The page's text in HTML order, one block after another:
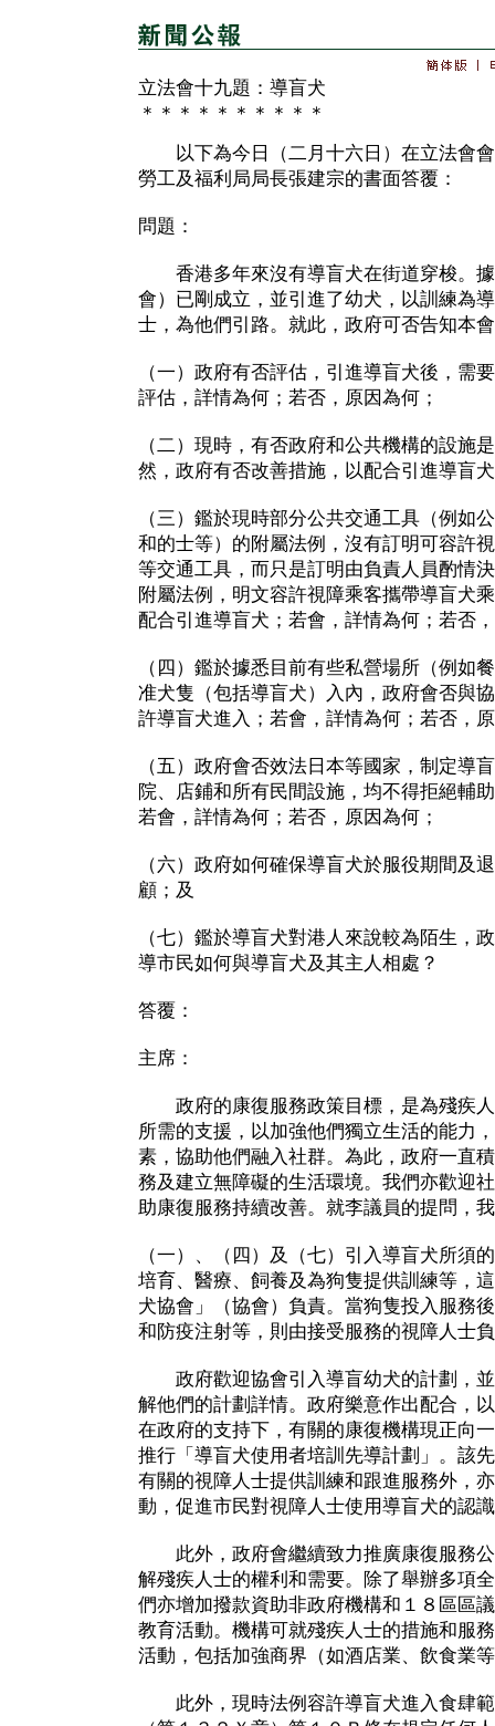
立法會十九題：導盲犬
＊＊＊＊＊＊＊＊＊＊
以下為今日（二月十六日）在立法會會
勞工及福利局局長張建宗的書面答覆：
問題：
香港多年來沒有導盲犬在街道穿梭。據
會）已剛成立，並引進了幼犬，以訓練為
士，為他們引路。就此，政府可否告知本
（一）政府有否評估，引進導盲犬後，需
評估，詳情為何；若否，原因為何；
（二）現時，有否政府和公共機構的設施
然，政府有否改善措施，以配合引進導盲
（三）鑑於現時部分公共交通工具（例如
和的士等）的附屬法例，沒有訂明可容許
等交通工具，而只是訂明由負責人員酌情
附屬法例，明文容許視障乘客攜帶導盲犬
配合引進導盲犬；若會，詳情為何；若
（四）鑑於據悉目前有些私營場所（例如
准犬隻（包括導盲犬）入內，政府會否與
許導盲犬進入；若會，詳情為何；若否
（五）政府會否效法日本等國家，制定導
院、店鋪和所有民間設施，均不得拒絕輔
若會，詳情為何；若否，原因為何；
（六）政府如何確保導盲犬於服役期間及
顧；及
（七）鑑於導盲犬對港人來說較為陌生，
導市民如何與導盲犬及其主人相處？
答覆：
主席：
政府的康復服務政策目標，是為殘疾人
所需的支援，以加強他們獨立生活的能力
素，協助他們融入社群。為此，政府一直
務及建立無障礙的生活環境。我們亦歡迎
助康復服務持續改善。就李議員的提問，
（一）、（四）及（七）引入導盲犬所須
培育、醫療、飼養及為狗隻提供訓練等，
犬協會」（協會）負責。當狗隻投入服務
和防疫注射等，則由接受服務的視障人士
政府歡迎協會引入導盲幼犬的計劃，並
解他們的計劃詳情。政府樂意作出配合，
在政府的支持下，有關的康復機構現正向
推行「導盲犬使用者培訓先導計劃」。該
有關的視障人士提供訓練和跟進服務外，
動，促進市民對視障人士使用導盲犬的認
此外，政府會繼續致力推廣康復服務公
解殘疾人士的權利和需要。除了舉辦多項
們亦增加撥款資助非政府機構和１８區區
教育活動。機構可就殘疾人士的措施和服
活動，包括加強商界（如酒店業、飲食業
此外，現時法例容許導盲犬進入食肆範